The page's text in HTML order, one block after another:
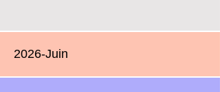
2026-Juin